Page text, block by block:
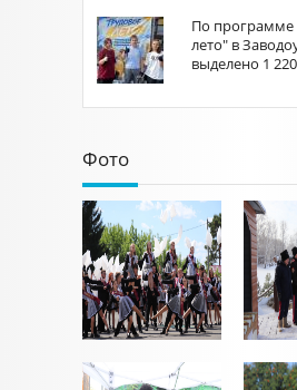
По программе
лето" в
выделено 1
Фото